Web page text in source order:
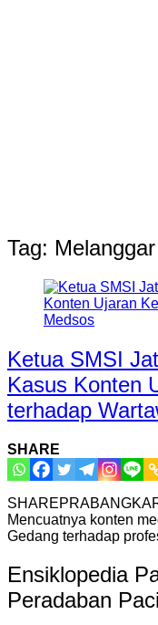
Tag:
Ketua SMSI
Kasus Konten
terhadap
SHARE
Mencuatnya konten
Gedang terhadap
Ensiklopedia
Peradaban